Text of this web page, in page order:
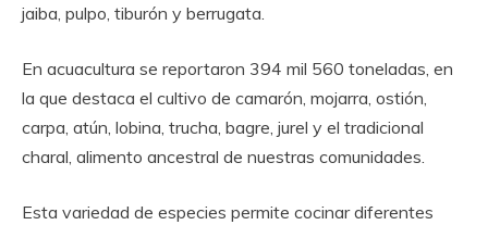
jaiba, pulpo, tiburón y berrugata.
En acuacultura se reportaron 394 mil 560 toneladas, en
la que destaca el cultivo de camarón, mojarra, ostión,
carpa, atún, lobina, trucha, bagre, jurel y el tradicional
charal, alimento ancestral de nuestras comunidades.
Esta variedad de especies permite cocinar diferentes